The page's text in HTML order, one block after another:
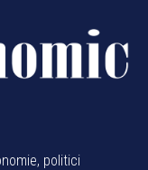
politici